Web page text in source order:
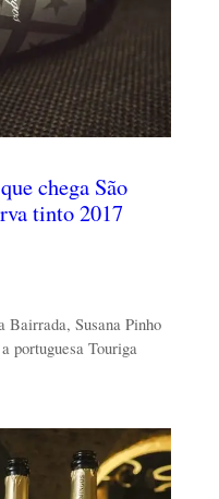
chega São
tinto 2017
Susana Pinho
portuguesa Touriga